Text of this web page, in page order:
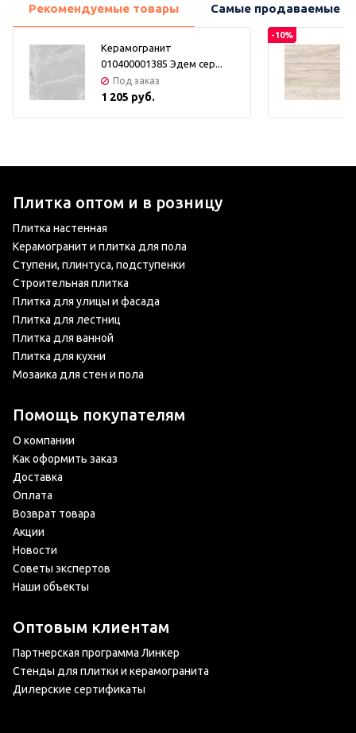
Рекомендуемые товары Самые продаваемые
Керамогранит
010400001385 Эдем сер...
Под заказ
1 205 руб.
-10%
Плитка оптом и в розницу
Плитка настенная
Керамогранит и плитка для пола
Ступени, плинтуса, подступенки
Строительная плитка
Плитка для улицы и фасада
Плитка для лестниц
Плитка для ванной
Плитка для кухни
Мозаика для стен и пола
Помощь покупателям
О компании
Как оформить заказ
Доставка
Оплата
Возврат товара
Акции
Новости
Советы экспертов
Наши объекты
Оптовым клиентам
Партнерская программа Линкер
Стенды для плитки и керамогранита
Дилерские сертификаты